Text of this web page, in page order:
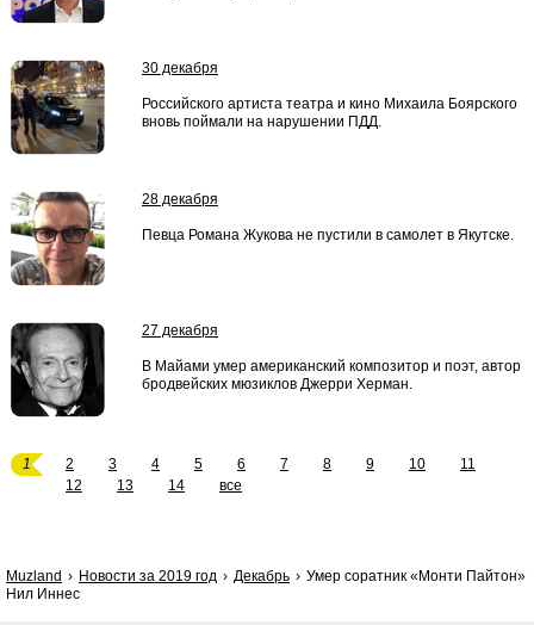
30 декабря
Российского артиста театра и кино Михаила Боярского
вновь поймали на нарушении ПДД.
28 декабря
Певца Романа Жукова не пустили в самолет в Якутске.
27 декабря
В Майами умер американский композитор и поэт, автор
бродвейских мюзиклов Джерри Херман.
1 2 3 4 5 6 7 8 9 10
11
12
13 14 все
Muzland Новости за 2019 год Декабрь
Умер соратник «Монти Пайтон»
Нил Иннес